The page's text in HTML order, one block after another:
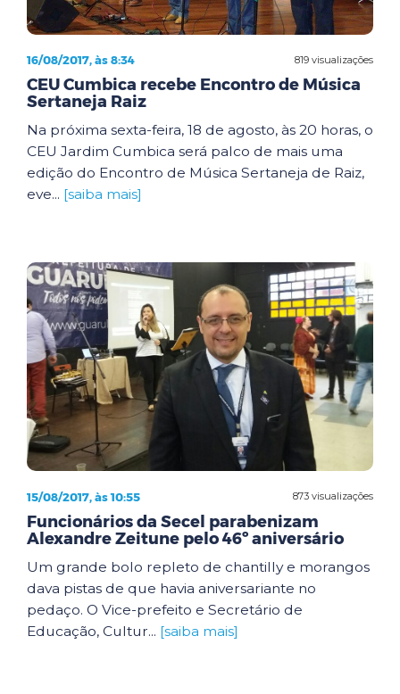
819 visualizações
16/08/2017, às 8:34
CEU Cumbica recebe Encontro de Música
Sertaneja Raiz
Na próxima sexta-feira, 18 de agosto, às 20 horas, o
CEU Jardim Cumbica será palco de mais uma
edição do Encontro de Música Sertaneja de Raiz,
eve... [saiba mais]
873 visualizações
15/08/2017, às 10:55
Funcionários da Secel parabenizam
Alexandre Zeitune pelo 46º aniversário
Um grande bolo repleto de chantilly e morangos
dava pistas de que havia aniversariante no
pedaço. O Vice-prefeito e Secretário de
Educação, Cultur... [saiba mais]